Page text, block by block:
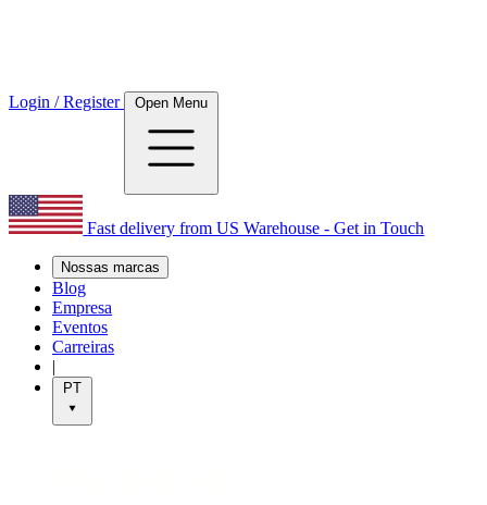
Login / Register Open Menu
Fast delivery from US Warehouse - Get in Touch
Nossas marcas
Blog
Empresa
Eventos
Carreiras
|
PT